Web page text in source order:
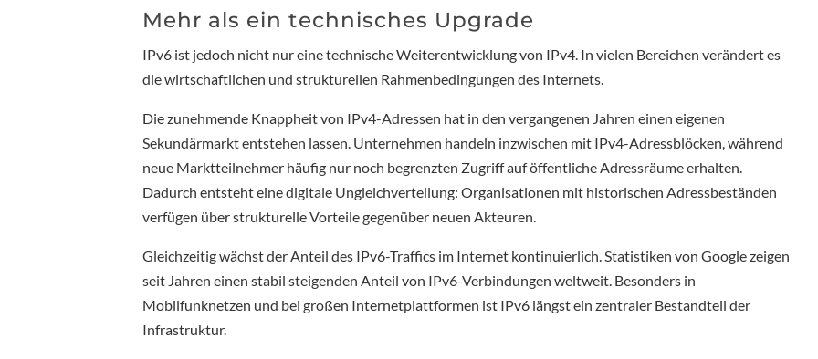
Mehr als ein technisches Upgrade
IPv6 ist jedoch nicht nur eine technische Weiterentwicklung von IPv4. In vielen Bereichen verändert es
die wirtschaftlichen und strukturellen Rahmenbedingungen des Internets.
Die zunehmende Knappheit von IPv4-Adressen hat in den vergangenen Jahren einen eigenen
Sekundärmarkt entstehen lassen. Unternehmen handeln inzwischen mit IPv4-Adressblöcken, während
neue Marktteilnehmer häufig nur noch begrenzten Zugriff auf öffentliche Adressräume erhalten.
Dadurch entsteht eine digitale Ungleichverteilung: Organisationen mit historischen Adressbeständen
verfügen über strukturelle Vorteile gegenüber neuen Akteuren.
Gleichzeitig wächst der Anteil des IPv6-Traffics im Internet kontinuierlich. Statistiken von Google zeigen
seit Jahren einen stabil steigenden Anteil von IPv6-Verbindungen weltweit. Besonders in
Mobilfunknetzen und bei großen Internetplattformen ist IPv6 längst ein zentraler Bestandteil der
Infrastruktur.